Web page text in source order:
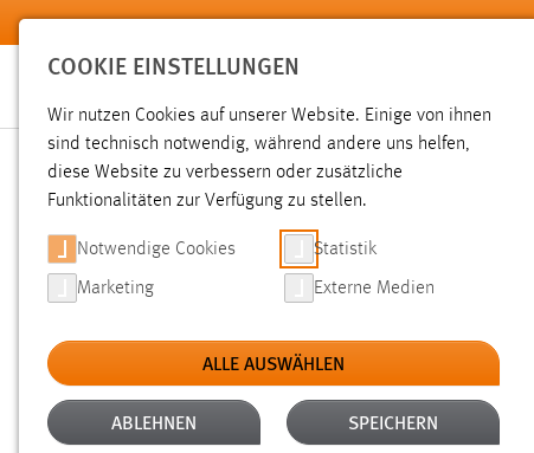
Zum Hauptinhalt springen
SUCHE
Aktive Filter: TYP: DATEIEN ALTER: ÜBER EIN JAHR
Gesucht nach "raum". Es wurden 1268 Ergebnisse gefunden.
COOKIE EINSTELLUNGEN
Wir nutzen Cookies auf unserer Website. Einige von ihnen
sind technisch notwendig, während andere uns helfen,
diese Website zu verbessern oder zusätzliche
Funktionalitäten zur Verfügung zu stellen.
Notwendige Cookies Statistik
Marketing Externe Medien
ALLE AUSWÄHLEN
ABLEHNEN SPEICHERN